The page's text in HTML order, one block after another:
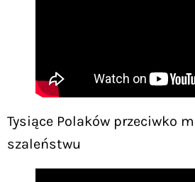
Tysiące Polaków przeciwko
szaleństwu